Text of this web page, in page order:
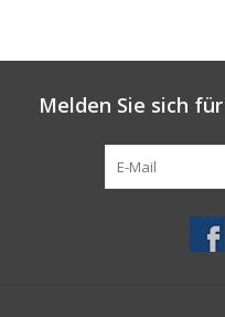
• GRS & PETA -zertifiziert
• Logo-Stickerei auf der
Melden Sie sich